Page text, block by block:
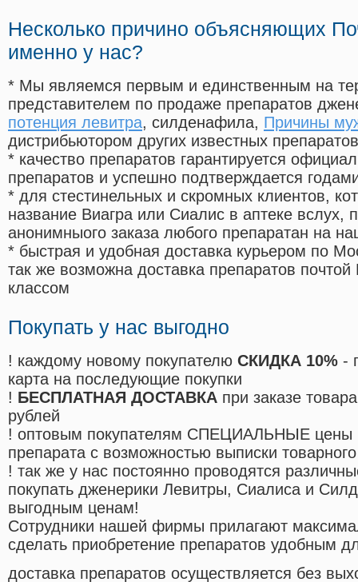
Несколько причино объясняющих
именно у нас?
* Мы являемся первым и единственным на
представителем по продаже препаратов
потенция левитра, силденафила, Причины
дистрибьютором других известных препаратов
* качество препаратов гарантируется
препаратов и успешно подтверждается
* для стестинельных и скромных клиентов,
название Виагра или Сиалис в аптеке вслух,
анонимныого заказа любого препаратан на
* быстрая и удобная доставка курьером по
так же возможна доставка препаратов
классом
Покупать у нас выгодно
! каждому новому покупателю СКИДКА 10% -
карта на последующие покупки
! БЕСПЛАТНАЯ ДОСТАВКА при заказе
рублей
! оптовым покупателям СПЕЦИАЛЬНЫЕ цены
препарата с возможностью выписки
! так же у нас постоянно проводятся
покупать дженерики Левитры, Сиалиса и
выгодным ценам!
Cотрудники нашей фирмы прилагают
сделать приобретение препаратов удобным
доставка препаратов осуществляется без